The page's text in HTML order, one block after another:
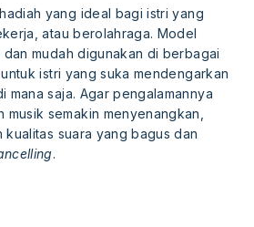
yang ideal bagi istri yang
atau berolahraga. Model
mudah digunakan di berbagai
istri yang suka mendengarkan
mana saja. Agar pengalamannya
musik semakin menyenangkan,
suara yang bagus dan
.